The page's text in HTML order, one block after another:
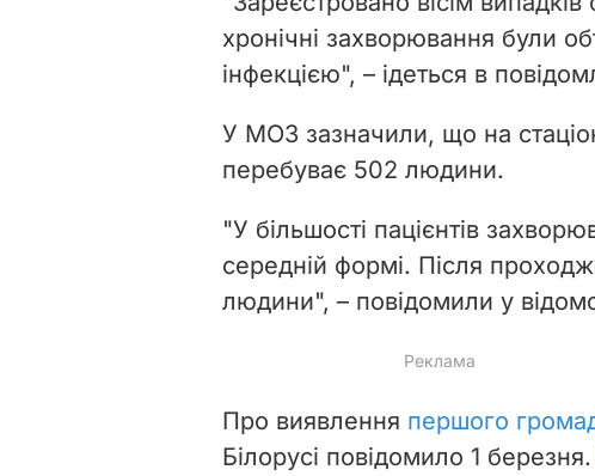
хронічні захворювання були
інфекцією", – ідеться в
У МОЗ зазначили, що на
перебуває 502 людини.
"У більшості пацієнтів
середній формі. Після
людини", – повідомили у
Про виявлення першого
Білорусі повідомило 1 березня.